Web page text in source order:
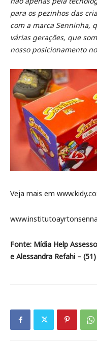
para os pezinhos das
com a marca Senninha,
várias gerações, que
nosso posicionamento
Veja mais em
Fonte: Mídia Help
e Alessandra Refahi –